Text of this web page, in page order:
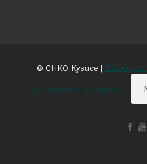
© CHKO Kysuce | Zásady
Vyhlásenie o prístupnosti